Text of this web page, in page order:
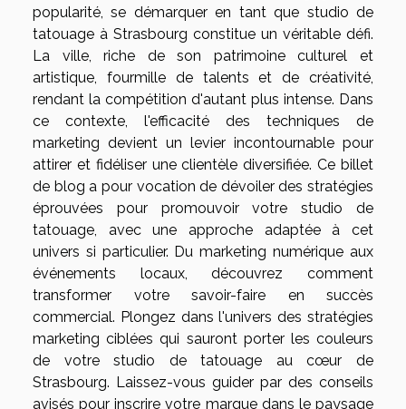
popularité, se démarquer en tant que studio de
tatouage à Strasbourg constitue un véritable défi.
La ville, riche de son patrimoine culturel et
artistique, fourmille de talents et de créativité,
rendant la compétition d'autant plus intense. Dans
ce contexte, l'efficacité des techniques de
marketing devient un levier incontournable pour
attirer et fidéliser une clientèle diversifiée. Ce billet
de blog a pour vocation de dévoiler des stratégies
éprouvées pour promouvoir votre studio de
tatouage, avec une approche adaptée à cet
univers si particulier. Du marketing numérique aux
événements locaux, découvrez comment
transformer votre savoir-faire en succès
commercial. Plongez dans l'univers des stratégies
marketing ciblées qui sauront porter les couleurs
de votre studio de tatouage au cœur de
Strasbourg. Laissez-vous guider par des conseils
avisés pour inscrire votre marque dans le paysage